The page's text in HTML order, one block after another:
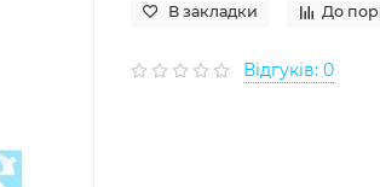
В закладки До
Відгуків: 0